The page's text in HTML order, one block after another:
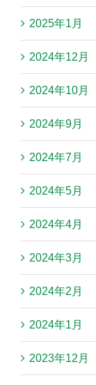
2025年1月
2024年12月
2024年10月
2024年9月
2024年7月
2024年5月
2024年4月
2024年3月
2024年2月
2024年1月
2023年12月